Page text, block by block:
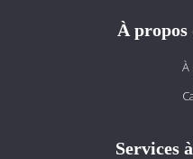
À
À
Services